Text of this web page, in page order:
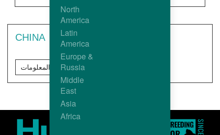
CHINA
مزيد من المعلومات
North
America
Latin
America
Europe &
Russia
Middle
East
Asia
Africa